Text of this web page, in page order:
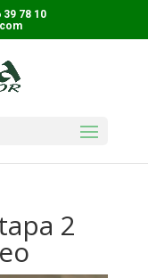
39 78 10
2